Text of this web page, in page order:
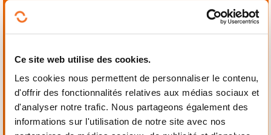
Ce site web utilise des cookies.
Les cookies nous permettent de personnaliser le contenu,
d'offrir des fonctionnalités relatives aux médias sociaux et
d'analyser notre trafic. Nous partageons également des
informations sur l'utilisation de notre site avec nos
Mécanique,